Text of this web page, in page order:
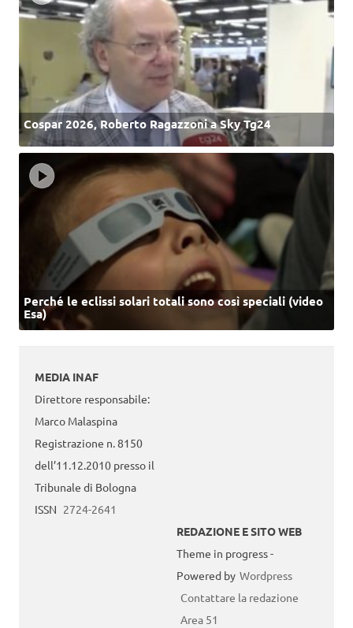
Cospar 2026, Roberto Ragazzoni a Sky Tg24
Perché le eclissi solari totali sono così speciali (video
Esa)
MEDIA INAF
Direttore responsabile:
Marco Malaspina
Registrazione n. 8150
dell’11.12.2010 presso il
Tribunale di Bologna
ISSN 2724-2641
REDAZIONE E SITO WEB
Theme in progress -
Powered by Wordpress
Contattare la redazione
Area 51